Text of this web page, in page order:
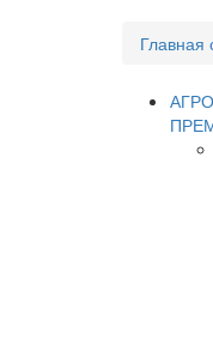
Главная